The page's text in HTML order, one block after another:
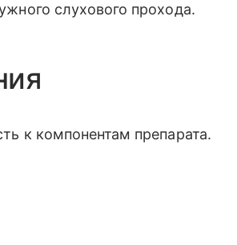
слухового прохода.
к компонентам препарата.